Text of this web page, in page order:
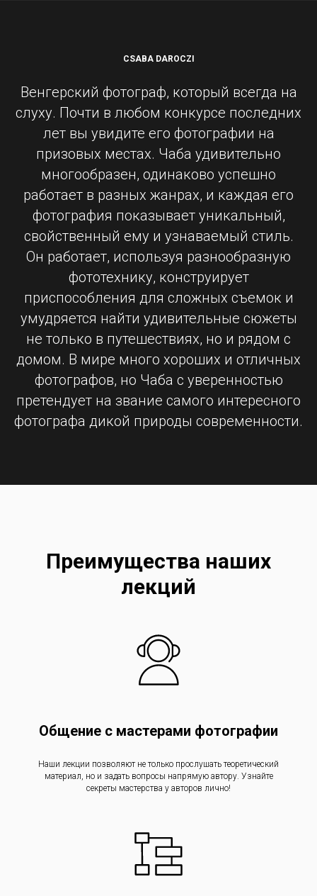
CSABA DAROCZI
Венгерский фотограф, который всегда на
слуху. Почти в любом конкурсе последних
лет вы увидите его фотографии на
призовых местах. Чаба удивительно
многообразен, одинаково успешно
работает в разных жанрах, и каждая его
фотография показывает уникальный,
свойственный ему и узнаваемый стиль.
Он работает, используя разнообразную
фототехнику, конструирует
приспособления для сложных съемок и
умудряется найти удивительные сюжеты
не только в путешествиях, но и рядом с
домом. В мире много хороших и отличных
фотографов, но Чаба с уверенностью
претендует на звание самого интересного
фотографа дикой природы современности.
Преимущества наших
лекций
Общение с мастерами фотографии
Наши лекции позволяют не только прослушать теоретический
материал, но и задать вопросы напрямую автору. Узнайте
секреты мастерства у авторов лично!